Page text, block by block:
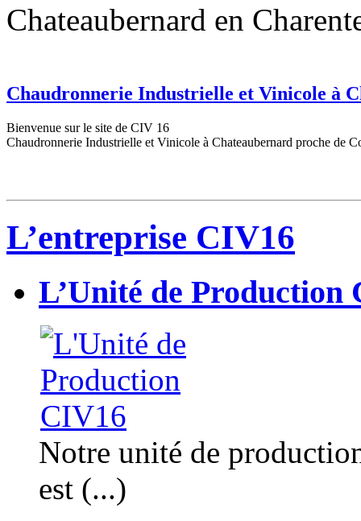
Chateaubernard en
Chaudronnerie Industrielle et Vinicole à
Bienvenue sur le site de CIV 16
Chaudronnerie Industrielle et Vinicole à Chateaubernard proche de
L’entreprise CIV16
L’Unité de Production
Notre unité de
est (...)